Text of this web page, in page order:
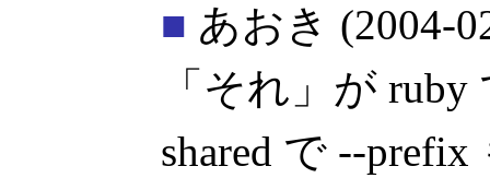
■ あおき (2004-
「それ」が
shared で --